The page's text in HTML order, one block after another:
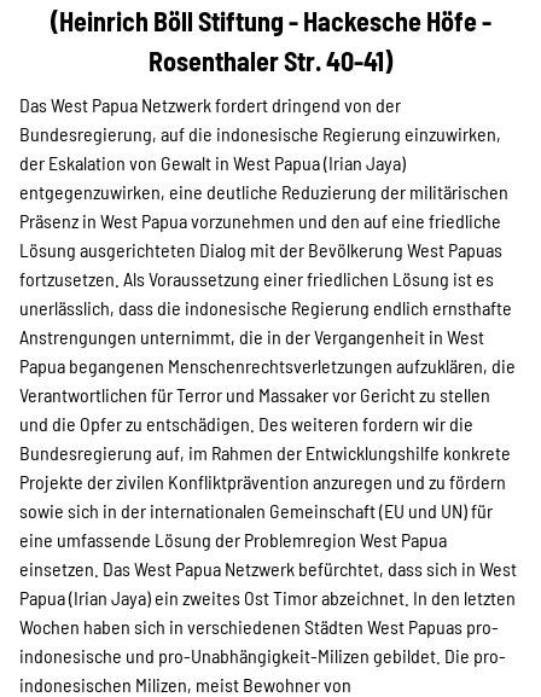
Kampagne
Stellenangebote
Werde Mitglied
Newsletter abonnieren
SPENDEN
Über uns
Transparenz
(Heinrich Böll Stiftung - Hackesche Höfe -
Rosenthaler Str. 40-41)
Das West Papua Netzwerk fordert dringend von der
Bundesregierung, auf die indonesische Regierung einzuwirken,
der Eskalation von Gewalt in West Papua (Irian Jaya)
entgegenzuwirken, eine deutliche Reduzierung der militärischen
Präsenz in West Papua vorzunehmen und den auf eine friedliche
Lösung ausgerichteten Dialog mit der Bevölkerung West Papuas
fortzusetzen. Als Voraussetzung einer friedlichen Lösung ist es
unerlässlich, dass die indonesische Regierung endlich ernsthafte
Anstrengungen unternimmt, die in der Vergangenheit in West
Papua begangenen Menschenrechtsverletzungen aufzuklären, die
Verantwortlichen für Terror und Massaker vor Gericht zu stellen
und die Opfer zu entschädigen. Des weiteren fordern wir die
Bundesregierung auf, im Rahmen der Entwicklungshilfe konkrete
Projekte der zivilen Konfliktprävention anzuregen und zu fördern
sowie sich in der internationalen Gemeinschaft (EU und UN) für
eine umfassende Lösung der Problemregion West Papua
einsetzen. Das West Papua Netzwerk befürchtet, dass sich in West
Papua (Irian Jaya) ein zweites Ost Timor abzeichnet. In den letzten
Wochen haben sich in verschiedenen Städten West Papuas pro-
indonesische und pro-Unabhängigkeit-Milizen gebildet. Die pro-
indonesischen Milizen, meist Bewohner von